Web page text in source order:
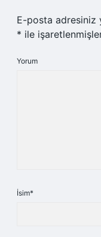
E-posta adresiniz
* ile
Yorum
İsim*